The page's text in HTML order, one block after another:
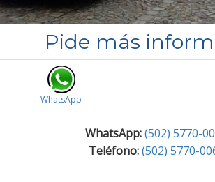
Pide más
WhatsApp
WhatsApp:(502) 5770-
Teléfono: (502) 5770-